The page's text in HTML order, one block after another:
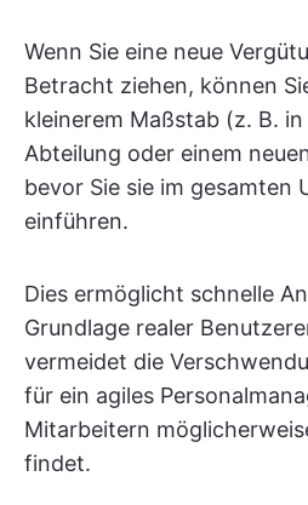
Wenn Sie eine neue
Betracht ziehen, können
kleinerem Maßstab (z. B.
Abteilung oder einem
bevor Sie sie im gesamten
einführen.
Dies ermöglicht schnelle
Grundlage realer
vermeidet die
für ein agiles
Mitarbeitern
findet.